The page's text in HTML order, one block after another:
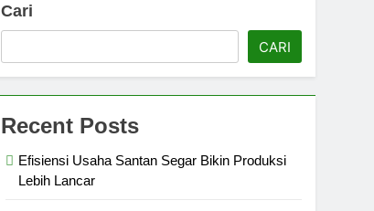
Cari
CARI
Recent Posts
Efisiensi Usaha Santan Segar Bikin Produksi
Lebih Lancar